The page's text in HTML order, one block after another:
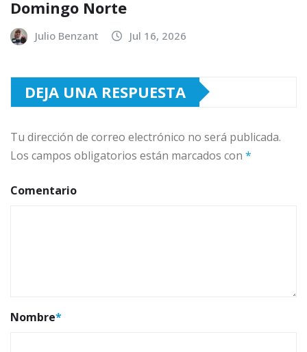
Domingo Norte
Julio Benzant Jul 16, 2026
DEJA UNA RESPUESTA
Tu dirección de correo electrónico no será publicada.
Los campos obligatorios están marcados con *
Comentario
Nombre*